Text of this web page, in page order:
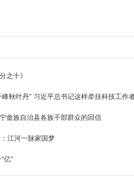
之十》
秋叶丹” 习近平总书记这样牵挂科技工作
畲族自治县各族干部群众的回信
江河一脉家国梦
亿”